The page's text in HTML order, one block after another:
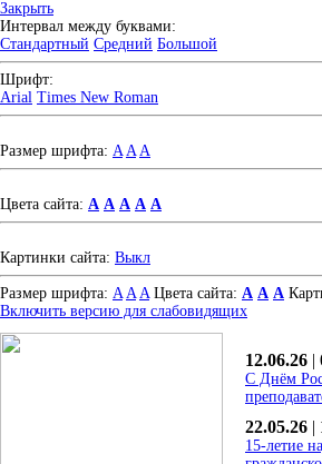
Закрыть
Интервал между буквами:
Стандартный Средний Большой
Шрифт:
Arial Times New Roman
Размер шрифта: A A A
Цвета сайта: A A A A A
Картинки сайта: Выкл
Размер шрифта: A A A Цвета сайта: A A A
Включить версию для слабовидящих
12.06.26 |
С Днём
22.05.26 |
15-летие